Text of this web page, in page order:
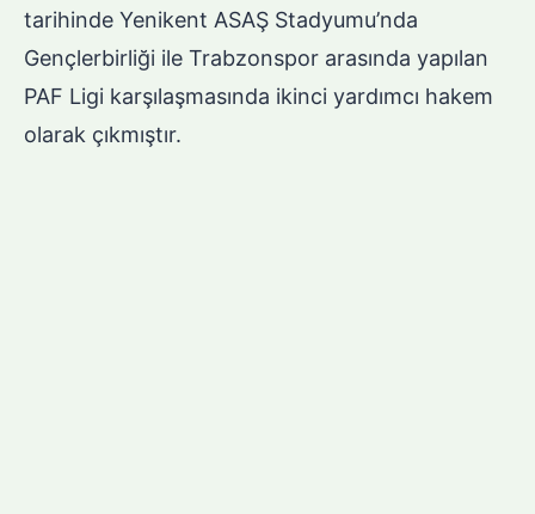
tarihinde Yenikent ASAŞ Stadyumu’nda
Gençlerbirliği ile Trabzonspor arasında yapılan
PAF Ligi karşılaşmasında ikinci yardımcı hakem
olarak çıkmıştır.